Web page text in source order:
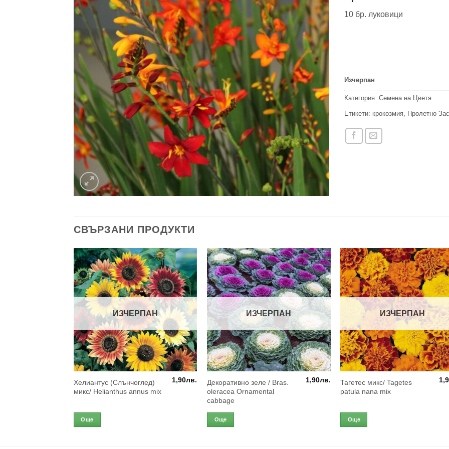
10 бр. луковици
Изчерпан
Категория: Семена на Цветя
Етикети: крокозмия, Пролетно
СВЪРЗАНИ ПРОДУКТИ
ИЗЧЕРПАН
Хелиантус (Слънчоглед)
микс/ Helianthus annus mix
1,90лв.
Още
ИЗЧЕРПАН
Декоративно зеле / Bras.
oleracea Ornamental
cabbage
1,90лв.
Още
ИЗЧЕРПАН
Тагетес микс/ Tagetes
patula nana mix
Още